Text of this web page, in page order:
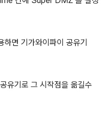
면 기가와이파이 공유기
기로 그 시작점을 옮길수